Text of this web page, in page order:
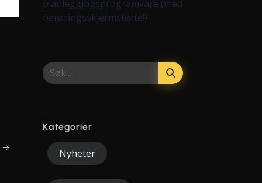
→
planleggingsprogramvare (med
berøringsskjermstøtte!)
Kategorier
Nyheter